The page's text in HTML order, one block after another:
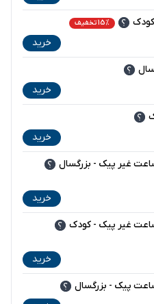
15% تخفیف
خرید
خرید
خرید
خرید
خرید